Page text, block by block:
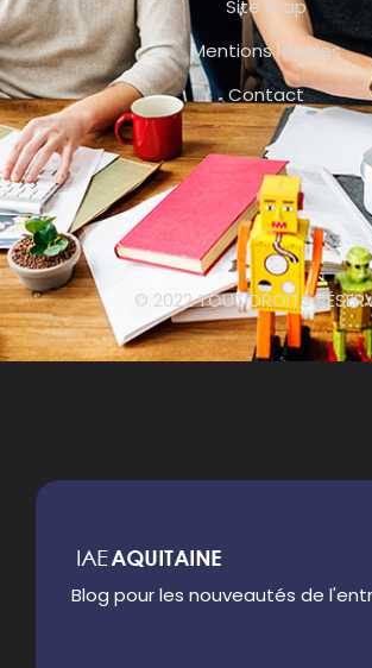
Site map
Mentions légales
Contact
© 2022 TOUT DROITS
Blog pour les nouveautés de